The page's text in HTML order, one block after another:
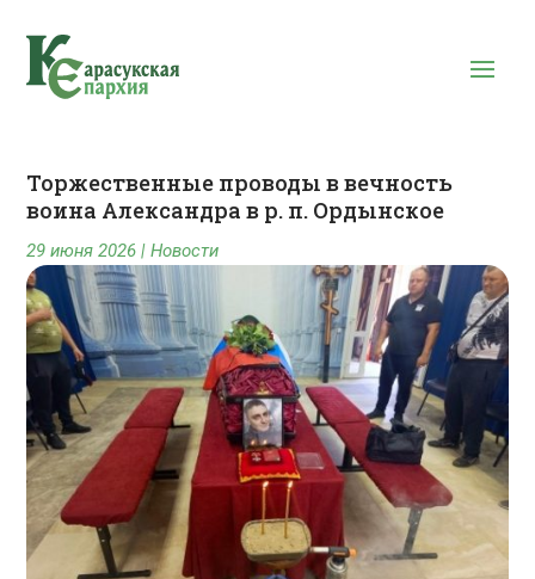
Торжественные проводы в вечность
воина Александра в р. п. Ордынское
29 июня 2026 |Новости